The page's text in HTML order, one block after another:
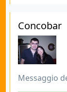
Concobar
Messaggio